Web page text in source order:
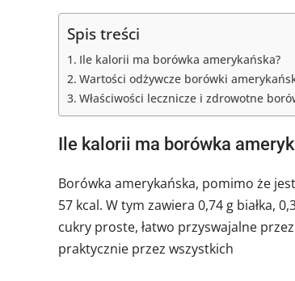
Spis treści
Ile kalorii ma borówka amerykańska?
Wartości odżywcze borówki
Właściwości lecznicze i zdrowotne
Ile kalorii ma borówka
Borówka amerykańska, pomimo że
57 kcal. W tym zawiera 0,74 g białka,
cukry proste, łatwo przyswajalne
praktycznie przez wszystkich